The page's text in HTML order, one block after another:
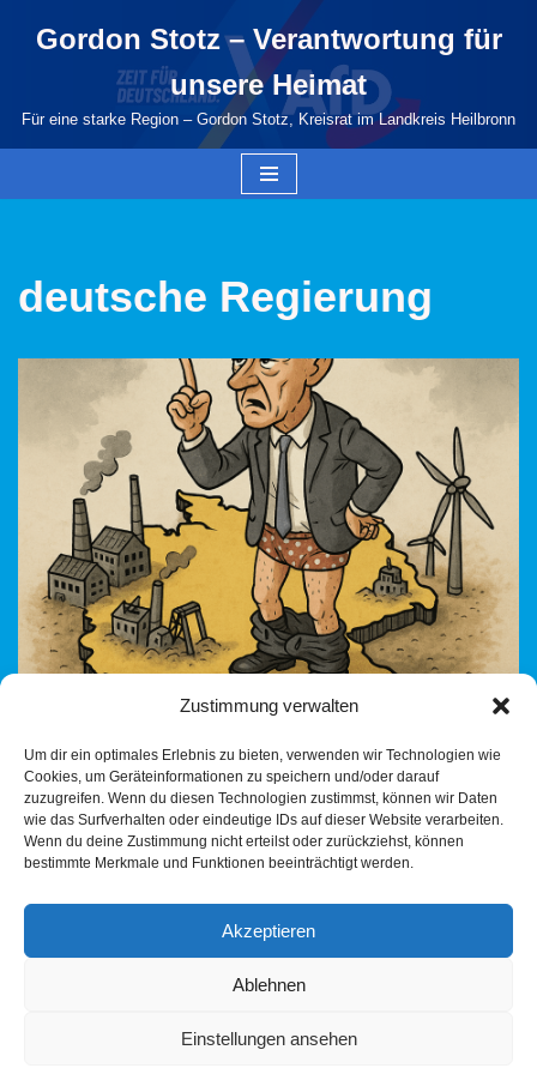
Zustimmung verwalten
Um dir ein optimales Erlebnis zu bieten, verwenden wir Technologien wie
Cookies, um Geräteinformationen zu speichern und/oder darauf
zuzugreifen. Wenn du diesen Technologien zustimmst, können wir Daten
wie das Surfverhalten oder eindeutige IDs auf dieser Website verarbeiten.
Wenn du deine Zustimmung nicht erteilst oder zurückziehst, können
bestimmte Merkmale und Funktionen beeinträchtigt werden.
Akzeptieren
Ablehnen
Einstellungen ansehen
springen
Gordon Stotz – Verantwortung für
unsere Heimat
Für eine starke Region – Gordon Stotz, Kreisrat im Landkreis Heilbronn
deutsche Regierung
als „Friedensmacht“, die Waffen liefert, Milliarden zahlt und
gleichzeitig international keine Rolle mehr spielt.Während die
Tagesschau…Weiterlesen »